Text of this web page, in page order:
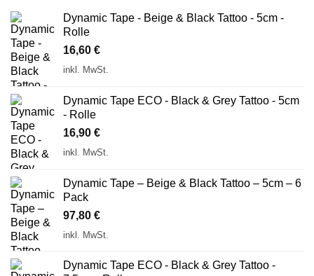
Dynamic Tape - Beige & Black Tattoo - 5cm -
Rolle
16,60 €
inkl. MwSt.
Dynamic Tape ECO - Black & Grey Tattoo - 5cm
- Rolle
16,90 €
inkl. MwSt.
Dynamic Tape – Beige & Black Tattoo – 5cm – 6
Pack
97,80 €
inkl. MwSt.
Dynamic Tape ECO - Black & Grey Tattoo -